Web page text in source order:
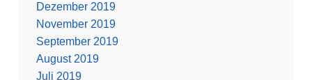
Dezember 2019
November 2019
September 2019
August 2019
Juli 2019